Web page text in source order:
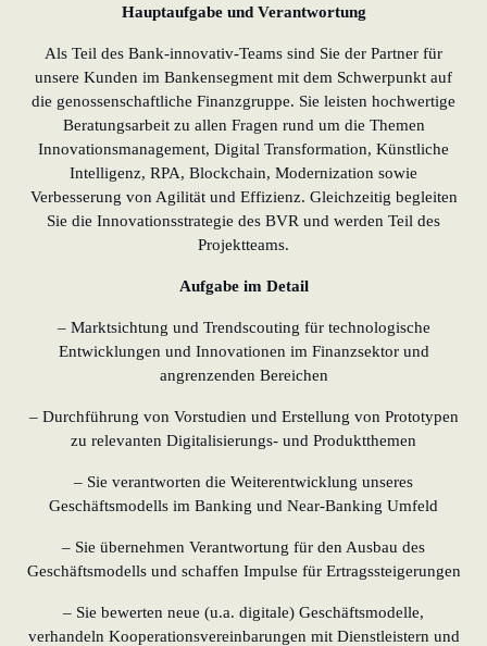
Hauptaufgabe und Verantwortung
Als Teil des Bank-innovativ-Teams sind Sie der Partner für
unsere Kunden im Bankensegment mit dem Schwerpunkt auf
die genossenschaftliche Finanzgruppe. Sie leisten hochwertige
Beratungsarbeit zu allen Fragen rund um die Themen
Innovationsmanagement, Digital Transformation, Künstliche
Intelligenz, RPA, Blockchain, Modernization sowie
Verbesserung von Agilität und Effizienz. Gleichzeitig begleiten
Sie die Innovationsstrategie des BVR und werden Teil des
Projektteams.
Aufgabe im Detail
– Marktsichtung und Trendscouting für technologische
Entwicklungen und Innovationen im Finanzsektor und
angrenzenden Bereichen
– Durchführung von Vorstudien und Erstellung von Prototypen
zu relevanten Digitalisierungs- und Produktthemen
– Sie verantworten die Weiterentwicklung unseres
Geschäftsmodells im Banking und Near-Banking Umfeld
– Sie übernehmen Verantwortung für den Ausbau des
Geschäftsmodells und schaffen Impulse für Ertragssteigerungen
– Sie bewerten neue (u.a. digitale) Geschäftsmodelle,
verhandeln Kooperationsvereinbarungen mit Dienstleistern und